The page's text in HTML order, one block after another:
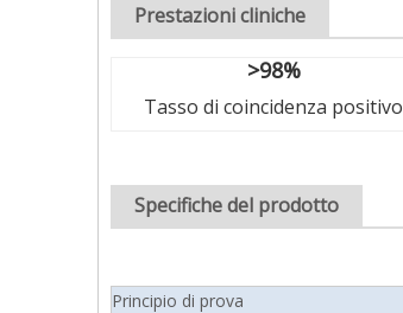
Prestazioni cliniche
>98%
Tasso di coincidenza positivo
Specifiche del prodotto
Principio di prova